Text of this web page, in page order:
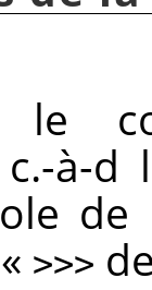
le
à-
de
« >>>